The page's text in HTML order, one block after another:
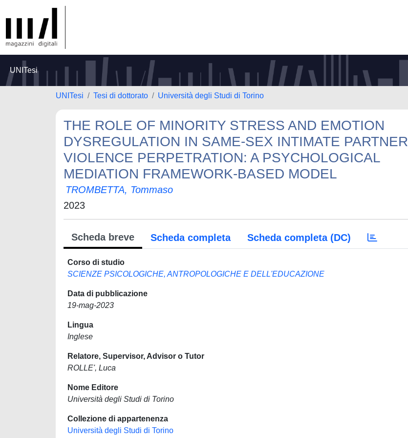
UNITesi
UNITesi Tesi di dottorato Università degli Studi di Torino
THE ROLE OF MINORITY STRESS AND EMOTION
DYSREGULATION IN SAME-SEX INTIMATE PARTNER
VIOLENCE PERPETRATION: A PSYCHOLOGICAL
MEDIATION FRAMEWORK-BASED MODEL
TROMBETTA, Tommaso
2023
Scheda breve Scheda completa Scheda completa (DC)
Corso di studio
SCIENZE PSICOLOGICHE, ANTROPOLOGICHE E DELL'EDUCAZIONE
Data di pubblicazione
19-mag-2023
Lingua
Inglese
Relatore, Supervisor, Advisor o Tutor
ROLLE', Luca
Nome Editore
Università degli Studi di Torino
Collezione di appartenenza
Università degli Studi di Torino